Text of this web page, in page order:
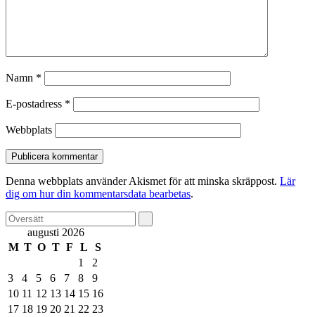
Namn *
E-postadress *
Webbplats
Denna webbplats använder Akismet för att minska skräppost. Lär
dig om hur din kommentarsdata bearbetas.
augusti 2026
M T O T F L
S
1
2
3
4 5 6 7 8
9
10 11 12 13 14 15 16
17 18 19 20 21 22 23